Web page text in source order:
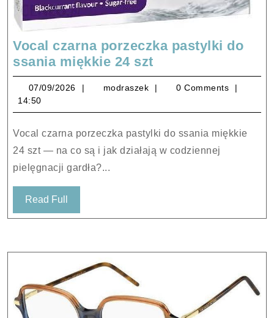
Vocal czarna porzeczka pastylki do
ssania miękkie 24 sztVocal
czarna
porzeczka
pastylki
ssania
miękkie
07/09/2026 07/09/2026
modraszek modraszek
0 Comments
14:50
Vocal czarna porzeczka pastylki do ssania miękkie
24 szt — na co są i jak działają w codziennej
pielęgnacji gardła?...
Read Full
Full